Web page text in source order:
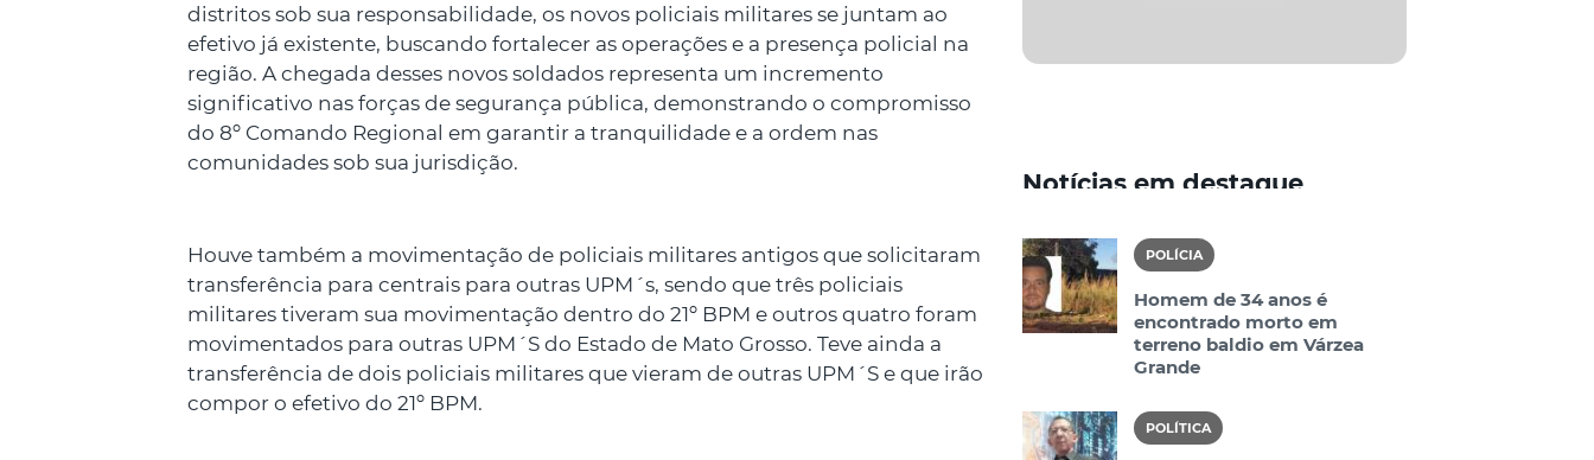
distritos sob sua responsabilidade, os novos policiais militares se juntam ao
efetivo já existente, buscando fortalecer as operações e a presença policial na
região. A chegada desses novos soldados representa um incremento
significativo nas forças de segurança pública, demonstrando o compromisso
do 8º Comando Regional em garantir a tranquilidade e a ordem nas
comunidades sob sua jurisdição.
Houve também a movimentação de policiais militares antigos que solicitaram
transferência para centrais para outras UPM´s, sendo que três policiais
militares tiveram sua movimentação dentro do 21º BPM e outros quatro foram
movimentados para outras UPM´S do Estado de Mato Grosso. Teve ainda a
transferência de dois policiais militares que vieram de outras UPM´S e que irão
compor o efetivo do 21º BPM.
POLÍCIA
Homem de 34 anos é
encontrado morto em
terreno baldio em Várzea
Grande
POLÍTICA
Notícias em destaque